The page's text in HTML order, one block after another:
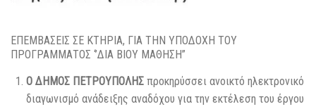
ΕΠΕΜΒΑΣΕΙΣ ΣΕ ΚΤΗΡΙΑ, ΓΙΑ ΤΗΝ ΥΠΟΔΟΧΗ ΤΟΥ
ΠΡΟΓΡΑΜΜΑΤΟΣ ‘’ΔΙΑ ΒΙΟΥ ΜΑΘΗΣΗ”
O ΔΗΜΟΣ ΠΕΤΡΟΥΠΟΛΗΣ προκηρύσσει ανοικτό ηλεκτρονικό
διαγωνισμό ανάδειξης αναδόχου για την εκτέλεση του έργου